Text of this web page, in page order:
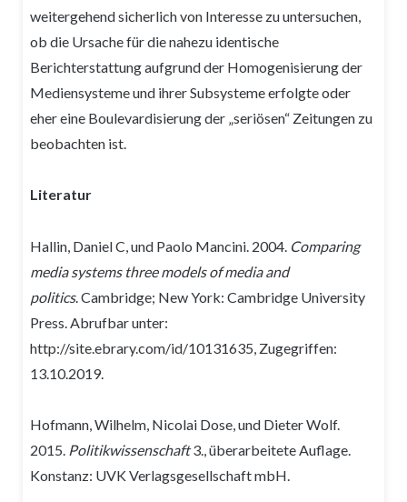
weitergehend sicherlich von Interesse zu untersuchen,
ob die Ursache für die nahezu identische
Berichterstattung aufgrund der Homogenisierung der
Mediensysteme und ihrer Subsysteme erfolgte oder
eher eine Boulevardisierung der „seriösen“ Zeitungen zu
beobachten ist.
Literatur
Hallin, Daniel C, und Paolo Mancini. 2004. Comparing
media systems three models of media and
politics. Cambridge; New York: Cambridge University
Press. Abrufbar unter:
http://site.ebrary.com/id/10131635, Zugegriffen:
13.10.2019.
Hofmann, Wilhelm, Nicolai Dose, und Dieter Wolf.
2015. Politikwissenschaft3., überarbeitete Auflage.
Konstanz: UVK Verlagsgesellschaft mbH.